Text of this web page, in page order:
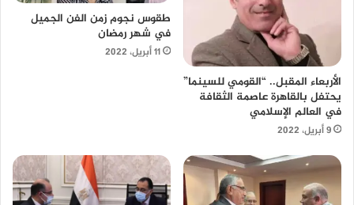
الأربعاء المقبل.. “القومي للسينما”
يحتفل بالقاهرة عاصمة الثقافة
في العالم الإسلامي
9 أبريل، 2022
طقوس نجوم زمن الفن الجميل
في شهر رمضان
11 أبريل، 2022